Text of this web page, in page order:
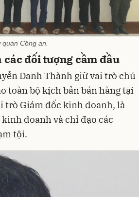
Công an.
đối tượng cầm đầu
Danh Thành giữ vai trò chủ
toàn bộ kịch bản bán hàng tại
trò Giám đốc kinh doanh, là
doanh và chỉ đạo các
tội.